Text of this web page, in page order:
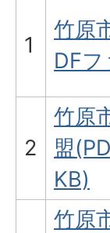
1
竹原
DF
2
竹原
盟
KB)
竹原